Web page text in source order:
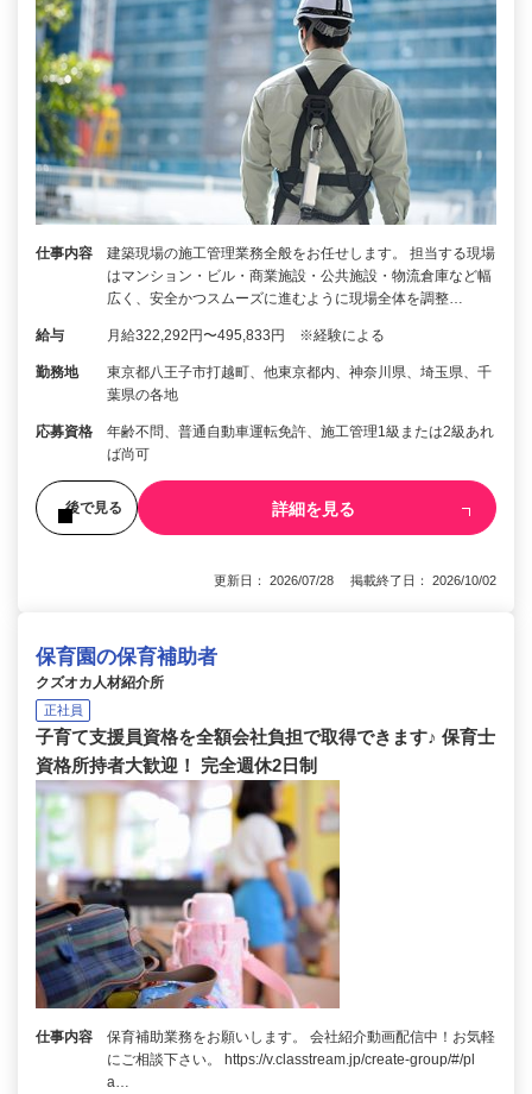
仕事内容
建築現場の施工管理業務全般をお任せします。 担当する現場
はマンション・ビル・商業施設・公共施設・物流倉庫など幅
広く、安全かつスムーズに進むように現場全体を調整…
給与 月給322,292円〜495,833円 ※経験による
勤務地
東京都八王子市打越町、他東京都内、神奈川県、埼玉県、千
葉県の各地
応募資格
年齢不問、普通自動車運転免許、施工管理1級または2級あれ
ば尚可
後で見る 詳細を見る
更新日： 2026/07/28 掲載終了日： 2026/10/02
保育園の保育補助者
クズオカ人材紹介所
正社員
子育て支援員資格を全額会社負担で取得できます♪ 保育士
資格所持者大歓迎！ 完全週休2日制
仕事内容
保育補助業務をお願いします。 会社紹介動画配信中！お気軽
にご相談下さい。 https://v.classtream.jp/create-group/#/pl
a…